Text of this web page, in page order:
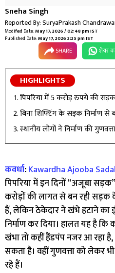
Sneha Singh
Reported By:SuryaPrakash
Modified Date:May 17, 2026 / 02:48 pm IST
Published Date:May 17, 2026 2:25 pm IST
SHARE शेयर
HIGHLIGHTS
पिपरिया में 5 करोड़ रुपये की
बिना शिफ्टिंग के सड़क निर्माण से
स्थानीय लोगों ने निर्माण की
कवर्धा:Kawardha Ajooba
पिपरिया में इन दिनों “अजूबा
करोड़ों की लागत से बन रही
हैं, लेकिन ठेकेदार ने खंभे हटाने का
निर्माण कर दिया। हालत यह है
खंभा तो कहीं हैंडपंप नजर आ रहा
सकता है। वहीं गुणवत्ता को लेकर
रहे हैं।